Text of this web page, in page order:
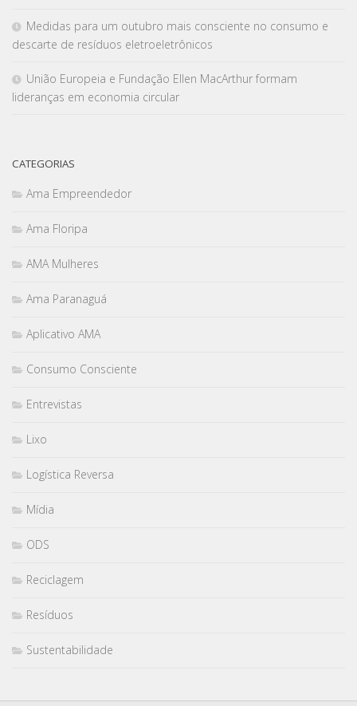
Medidas para um outubro mais consciente no consumo e
descarte de resíduos eletroeletrônicos
União Europeia e Fundação Ellen MacArthur formam
lideranças em economia circular
CATEGORIAS
Ama Empreendedor
Ama Floripa
AMA Mulheres
Ama Paranaguá
Aplicativo AMA
Consumo Consciente
Entrevistas
Lixo
Logística Reversa
Mídia
ODS
Reciclagem
Resíduos
Sustentabilidade